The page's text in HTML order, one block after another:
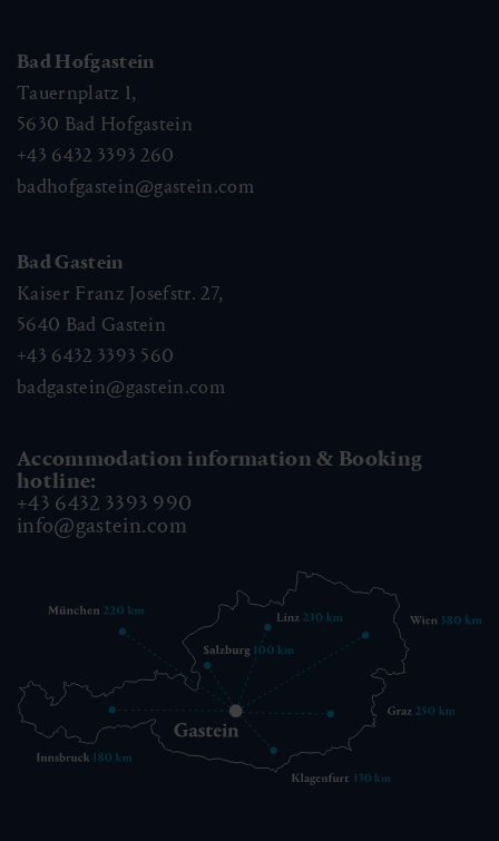
Bad Hofgastein
Tauernplatz 1,
5630 Bad Hofgastein
+43 6432 3393 260
badhofgastein@gastein.com
Bad Gastein
Kaiser Franz Josefstr. 27,
5640 Bad Gastein
+43 6432 3393 560
badgastein@gastein.com
Accommodation information & Booking
hotline:
+43 6432 3393 990
info@gastein.com